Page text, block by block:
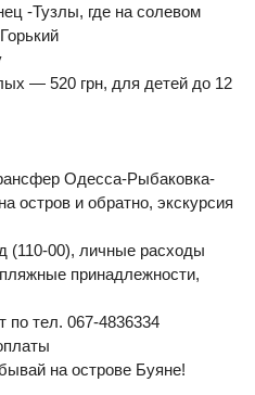
-Тузлы, где на солевом
— 520 грн, для детей до 12
Одесса-Рыбаковка-
остров и обратно, экскурсия
(110-00), личные расходы
принадлежности,
по тел. 067-4836334
на острове Буяне!